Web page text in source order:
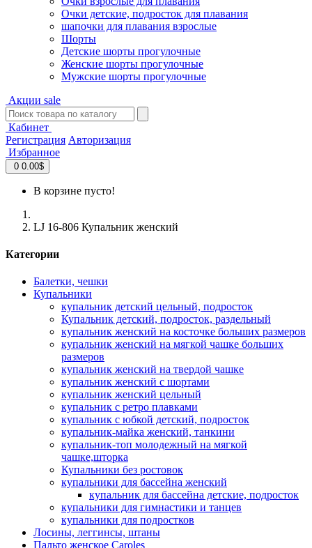
Очки детские, подросток для плавания
шапочки для плавания взрослые
Шорты
Детские шорты прогулочные
Женские шорты прогулочные
Мужские шорты прогулочные
Акции sale
Кабинет
Регистрация Авторизация
Избранное
0 0.00$
В корзине пусто!
LJ 16-806 Купальник женский
Категории
Балетки, чешки
Купальники
купальник детский цельный, подросток
Купальник детский, подросток, раздельный
купальник женский на косточке больших размеров
купальник женский на мягкой чашке больших
размеров
купальник женский на твердой чашке
купальник женский с шортами
купальник женский цельный
купальник с ретро плавками
купальник с юбкой детский, подросток
купальник-майка женский, танкини
купальник-топ молодежный на мягкой
чашке,шторка
Купальники без ростовок
купальники для бассейна женский
купальник для бассейна детские, подросток
купальники для гимнастики и танцев
купальники для подростков
Лосины, леггинсы, штаны
Пальто женское Caroles